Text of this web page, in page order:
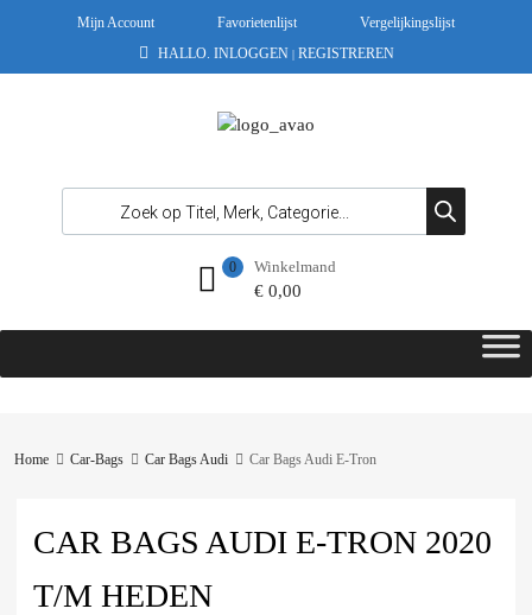
Mijn Account Favorietenlijst
Vergelijkingslijst
HALLO. INLOGGEN | REGISTREREN
Winkelmand
€0,00
0
Home Car-Bags Car Bags Audi Car Bags Audi E-Tron
CAR BAGS AUDI E-TRON 2020
T/M HEDEN